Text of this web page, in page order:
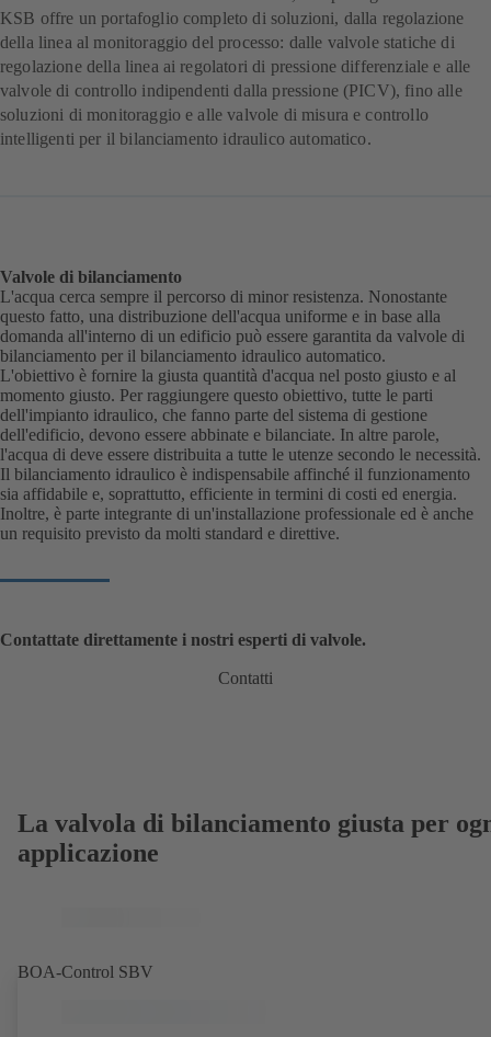
KSB offre un portafoglio completo di soluzioni, dalla regolazione
della linea al monitoraggio del processo: dalle valvole statiche di
regolazione della linea ai regolatori di pressione differenziale e alle
valvole di controllo indipendenti dalla pressione (PICV), fino alle
soluzioni di monitoraggio e alle valvole di misura e controllo
intelligenti per il bilanciamento idraulico automatico.
Valvole di bilanciamento
L'acqua cerca sempre il percorso di minor resistenza. Nonostante
questo fatto, una distribuzione dell'acqua uniforme e in base alla
domanda all'interno di un edificio può essere garantita da valvole di
bilanciamento per il bilanciamento idraulico automatico.
L'obiettivo è fornire la giusta quantità d'acqua nel posto giusto e al
momento giusto. Per raggiungere questo obiettivo, tutte le parti
dell'impianto idraulico, che fanno parte del sistema di gestione
dell'edificio, devono essere abbinate e bilanciate. In altre parole,
l'acqua di deve essere distribuita a tutte le utenze secondo le necessità.
Il bilanciamento idraulico è indispensabile affinché il funzionamento
sia affidabile e, soprattutto, efficiente in termini di costi ed energia.
Inoltre, è parte integrante di un'installazione professionale ed è anche
un requisito previsto da molti standard e direttive.
Contattate direttamente i nostri esperti di valvole.
Contatti
La valvola di bilanciamento giusta per
applicazione
BOA-Control SBV